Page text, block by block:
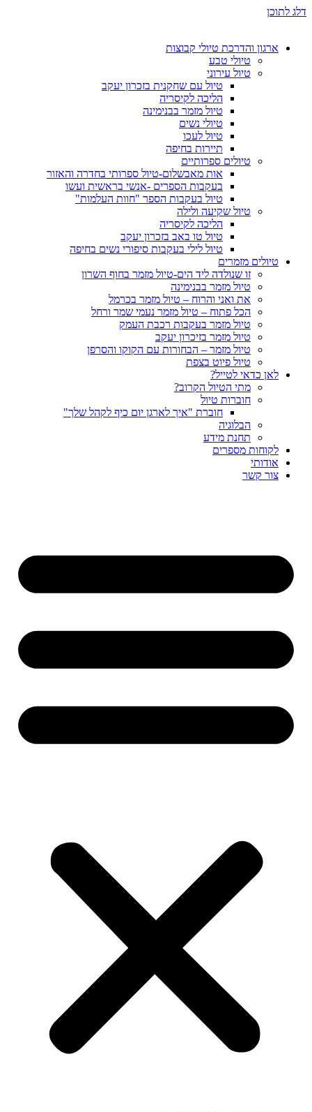
דלג לתוכן
ארגון והדרכת טיולי קבוצות
טיולי טבע
טיול עירוני
טיול עם שחקנית בזכרון יעקב
הליכה לקיסריה
טיול מזמר בבנימינה
טיולי נשים
טיול לעכו
תיירות בחיפה
טיולים ספרותיים
אות מאבשלום-טיול ספרותי בחדרה והאזור
בעקבות הספרים -אנשי בראשית ועשו
טיול בעקבות הספר "חוות העלמות"
טיול שקיעה ולילה
הליכה לקיסריה
טיול טו באב בזכרון יעקב
טיול לילי בעקבות סיפורי נשים בחיפה
טיולים מזמרים
זו שנולדה ליד הים-טיול מזמר בחוף השרון
טיול מזמר בבנימינה
את ואני והרוח – טיול מזמר בכרמל
הכל פתוח – טיול מזמר נעמי שמר ורחל
טיול מזמר בעקבות רכבת העמק
טיול מזמר בזיכרון יעקב
טיול מזמר – הבחורות עם הקוקו והסרפן
טיול פיוט בצפת
לאן כדאי לטייל?
מתי הטיול הקרוב?
חוברות טיול
חוברת "איך לארגן יום כיף לקהל שלך"
הבלוגיה
תחנת מידע
לקוחות מספרים
אודותי
צור קשר